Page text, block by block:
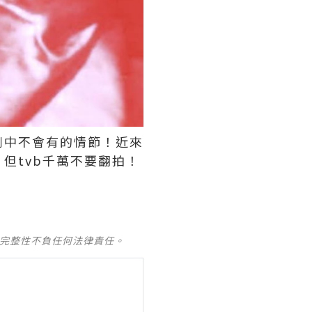
不會有的情節！近來
tvb千萬不要翻拍！
整性不負任何法律責任。